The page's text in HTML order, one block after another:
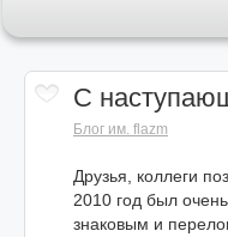
С
Блог им. flazm
Друзья, коллеги
2010 год был
знаковым и